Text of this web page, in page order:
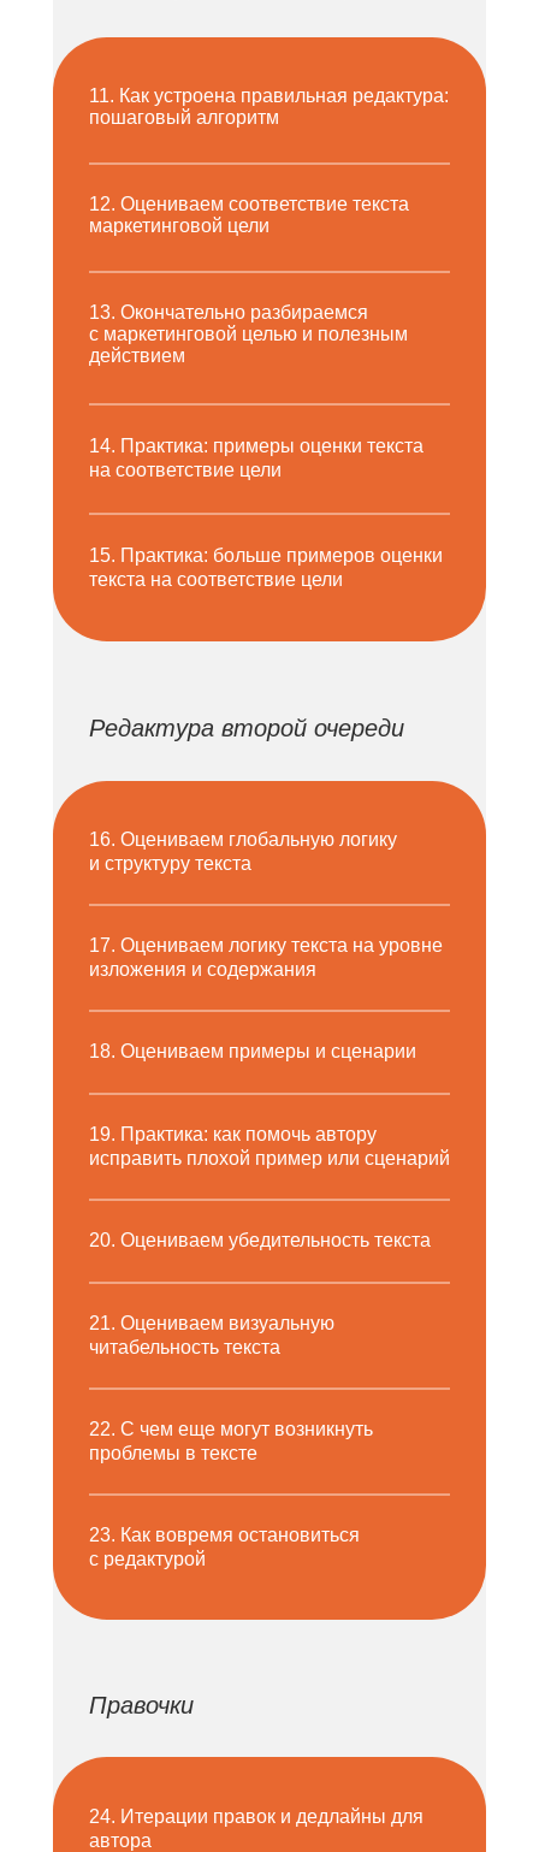
11. Как устроена правильная редактура:
пошаговый алгоритм
12. Оцениваем соответствие текста
маркетинговой цели
13. Окончательно разбираемся
с маркетинговой целью и полезным
действием
14. Практика: примеры оценки текста
на соответствие цели
15. Практика: больше примеров оценки
текста на соответствие цели
Редактура второй очереди
16. Оцениваем глобальную логику
и структуру текста
17. Оцениваем логику текста на уровне
изложения и содержания
18. Оцениваем примеры и сценарии
19. Практика: как помочь автору
исправить плохой пример или сценарий
20. Оцениваем убедительность текста
21. Оцениваем визуальную
читабельность текста
22. С чем еще могут возникнуть
проблемы в тексте
23. Как вовремя остановиться
с редактурой
Правочки
24. Итерации правок и дедлайны для
автора